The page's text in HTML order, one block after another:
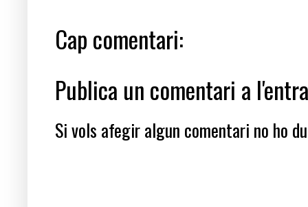
Cap comentari:
Publica un comentari a
Si vols afegir algun comentari no ho